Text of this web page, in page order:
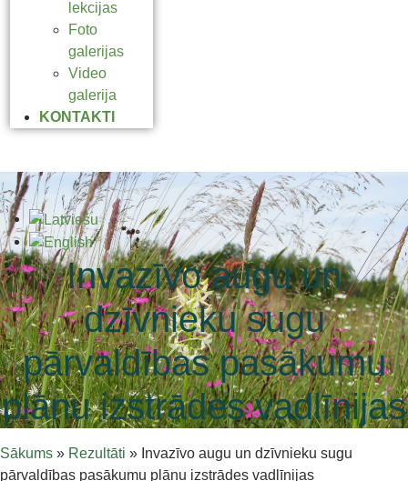
lekcijas
Foto
galerijas
Video
galerija
KONTAKTI
Invazīvo augu un
dzīvnieku sugu
pārvaldības pasākumu
plānu izstrādes vadlīnijas
Sākums » Rezultāti » Invazīvo augu un dzīvnieku sugu
pārvaldības pasākumu plānu izstrādes vadlīnijas